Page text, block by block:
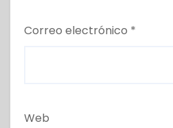
Correo electrónico *
Web